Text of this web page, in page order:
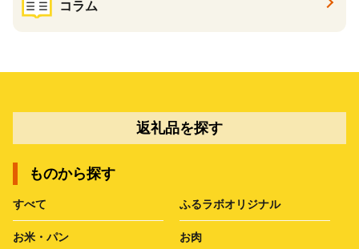
コラム
返礼品を探す
ものから探す
すべて ふるラボオリジナル
お米・パン お肉